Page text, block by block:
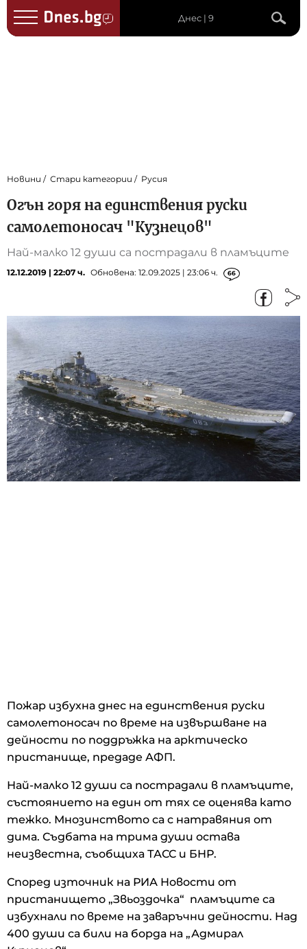
Днес | 9
Новини Стари категории Русия
Огън горя на единствения руски
самолетоносач "Кузнецов"
Най-малко 12 души са пострадали в пламъците
12.12.2019 | 22:07 ч. Обновена: 12.09.2025 | 23:06 ч. 66
Пожар избухна днес на единствения руски
самолетоносач по време на извършване на
дейности по поддръжка на арктическо
пристанище, предаде АФП.
Най-малко 12 души са пострадали в пламъците,
състоянието на един от тях се оценява като
тежко. Мнозинството са с натравяния от
дима. Съдбата на трима души остава
неизвестна, съобщиха ТАСС и БНР.
Според източник на РИА Новости от
пристанището „Звьоздочка“ пламъците са
избухнали по време на заваръчни дейности. Над
400 души са били на борда на „Адмирал